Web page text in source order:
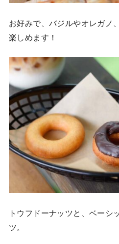
お好みで、バジルやオレガノ
楽しめます！
トウフドーナッツと、ベーシ
ツ。